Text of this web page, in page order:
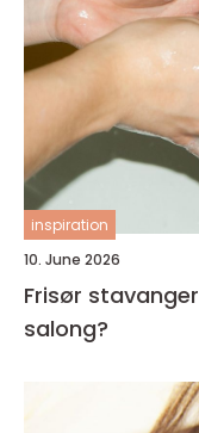
inspiration
10. June 2026
Frisør stavanger hva kjennetegner en god
salong?